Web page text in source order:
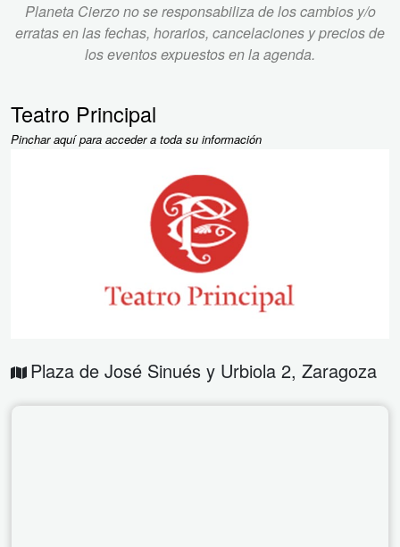
Planeta Cierzo no se responsabiliza de los cambios y/o
erratas en las fechas, horarios, cancelaciones y precios de
los eventos expuestos en la agenda.
Teatro Principal
Pinchar aquí para acceder a toda su información
Plaza de José Sinués y Urbiola 2, Zaragoza